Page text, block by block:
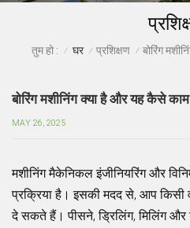
तुम हो : / घर / प्रशिक्षण / बोरिंग
बोरिंग मशीनिंग क्या है और यह कैसे
MAY 26, 2025
मशीनिंग मैकेनिकल इंजीनियरिंग और
प्रक्रिया है। इसकी मदद से, आप किसी
दे सकते हैं। पीसने, ड्रिलिंग, मिलिंग और